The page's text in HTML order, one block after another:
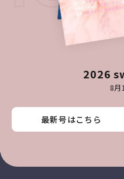
2026
8月
最新号はこちら
最新号はこちら
最新号はこちら
最新号はこちら